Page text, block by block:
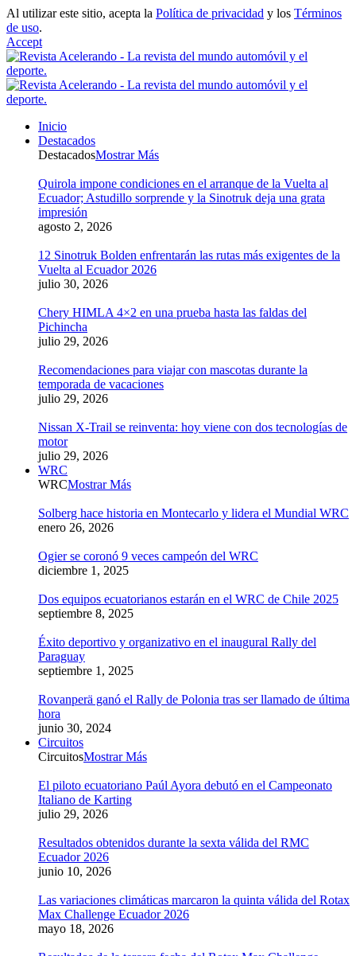
Al utilizar este sitio, acepta la Política de privacidad y los Términos
de uso.
Accept
Inicio
Destacados
DestacadosMostrar Más
Quirola impone condiciones en el arranque de la Vuelta al
Ecuador; Astudillo sorprende y la Sinotruk deja una grata
impresión
agosto 2, 2026
12 Sinotruk Bolden enfrentarán las rutas más exigentes de la
Vuelta al Ecuador 2026
julio 30, 2026
Chery HIMLA 4×2 en una prueba hasta las faldas del
Pichincha
julio 29, 2026
Recomendaciones para viajar con mascotas durante la
temporada de vacaciones
julio 29, 2026
Nissan X-Trail se reinventa: hoy viene con dos tecnologías de
motor
julio 29, 2026
WRC
WRCMostrar Más
Solberg hace historia en Montecarlo y lidera el Mundial WRC
enero 26, 2026
Ogier se coronó 9 veces campeón del WRC
diciembre 1, 2025
Dos equipos ecuatorianos estarán en el WRC de Chile 2025
septiembre 8, 2025
Éxito deportivo y organizativo en el inaugural Rally del
Paraguay
septiembre 1, 2025
Rovanperä ganó el Rally de Polonia tras ser llamado de última
hora
junio 30, 2024
Circuitos
CircuitosMostrar Más
El piloto ecuatoriano Paúl Ayora debutó en el Campeonato
Italiano de Karting
julio 29, 2026
Resultados obtenidos durante la sexta válida del RMC
Ecuador 2026
junio 10, 2026
Las variaciones climáticas marcaron la quinta válida del Rotax
Max Challenge Ecuador 2026
mayo 18, 2026